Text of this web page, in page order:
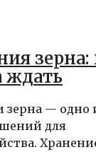
зерна:
ждать
— одно
для